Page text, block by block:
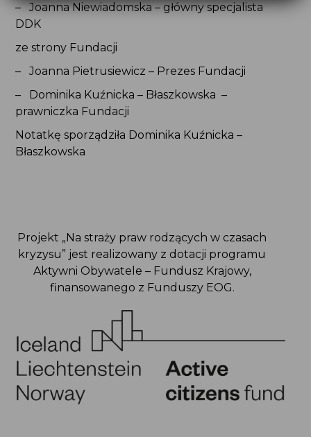
– Joanna Niewiadomska – główny specjalista
DDK
ze strony Fundacji
– Joanna Pietrusiewicz – Prezes Fundacji
– Dominika Kuźnicka – Błaszkowska –
prawniczka Fundacji
Notatkę sporządziła Dominika Kuźnicka –
Błaszkowska
Projekt „Na straży praw rodzących w czasach
kryzysu” jest realizowany z dotacji programu
Aktywni Obywatele – Fundusz Krajowy,
finansowanego z Funduszy EOG.